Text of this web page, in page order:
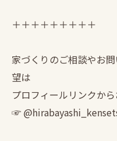
＋＋＋＋＋＋＋＋＋
家づくりのご相談やお
望は
プロフィールリンクか
☞